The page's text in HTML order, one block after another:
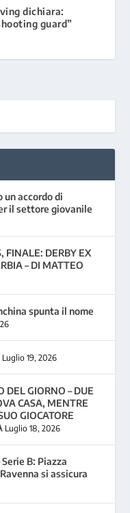
dichiara:
guard”
un accordo di
il settore giovanile
FINALE: DERBY EX
– DI MATTEO
spunta il nome
Luglio 19, 2026
DEL GIORNO – DUE
CASA, MENTRE
GIOCATORE
Luglio 18, 2026
B: Piazza
si assicura